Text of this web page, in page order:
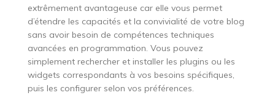
extrêmement avantageuse car elle vous permet
d’étendre les capacités et la convivialité de votre blog
sans avoir besoin de compétences techniques
avancées en programmation. Vous pouvez
simplement rechercher et installer les plugins ou les
widgets correspondants à vos besoins spécifiques,
puis les configurer selon vos préférences.